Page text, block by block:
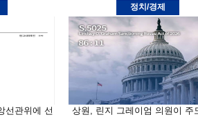
선관위에 선
정치/경제
상원, 린지 그레이엄 의원이 주